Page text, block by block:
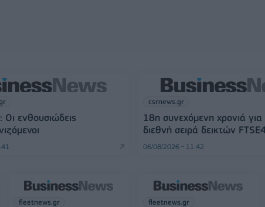
Οι ενθουσιώδεις
csrnews.gr
18η συνεχόμενη χρονιά
διεθνή σειρά δεικτών
06/08/2026 - 11:42
fleetnews.gr fleetnews.gr